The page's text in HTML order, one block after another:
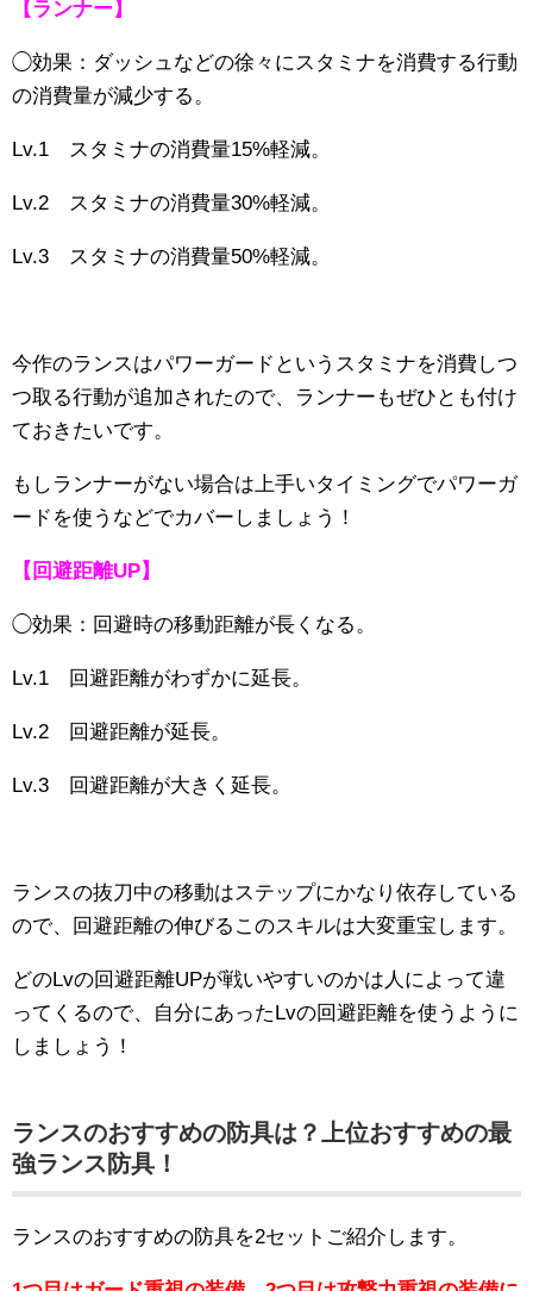
【ランナー】
◯効果：ダッシュなどの徐々にスタミナを消費する行動
の消費量が減少する。
Lv.1 スタミナの消費量15%軽減。
Lv.2 スタミナの消費量30%軽減。
Lv.3 スタミナの消費量50%軽減。
今作のランスはパワーガードというスタミナを消費しつ
つ取る行動が追加されたので、ランナーもぜひとも付け
ておきたいです。
もしランナーがない場合は上手いタイミングでパワーガ
ードを使うなどでカバーしましょう！
【回避距離UP】
◯効果：回避時の移動距離が長くなる。
Lv.1 回避距離がわずかに延長。
Lv.2 回避距離が延長。
Lv.3 回避距離が大きく延長。
ランスの抜刀中の移動はステップにかなり依存している
ので、回避距離の伸びるこのスキルは大変重宝します。
どのLvの回避距離UPが戦いやすいのかは人によって違
ってくるので、自分にあったLvの回避距離を使うように
しましょう！
ランスのおすすめの防具は？上位おすすめの最
強ランス防具！
ランスのおすすめの防具を2セットご紹介します。